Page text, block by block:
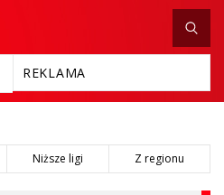
REKLAMA
Niższe ligi Z regionu